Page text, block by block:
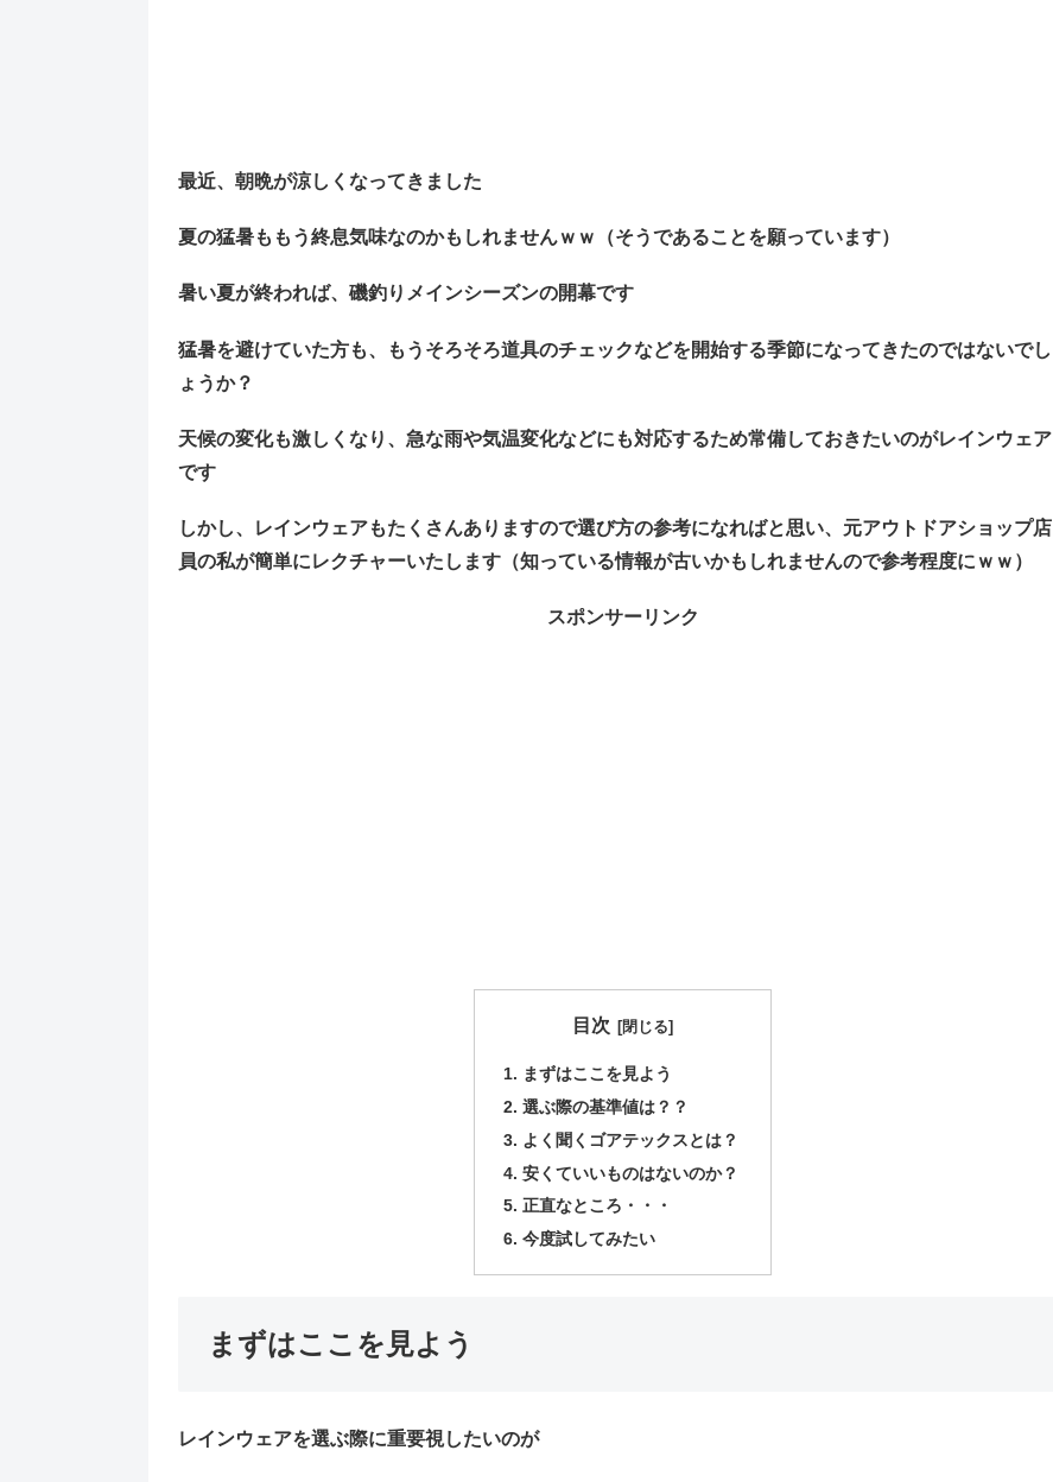
最近、朝晩が涼しくなってきました
夏の猛暑ももう終息気味なのかもしれませんｗｗ（そうであることを願っています）
暑い夏が終われば、磯釣りメインシーズンの開幕です
猛暑を避けていた方も、もうそろそろ道具のチェックなどを開始する季節になってきたのではないでし
ょうか？
天候の変化も激しくなり、急な雨や気温変化などにも対応するため常備しておきたいのがレインウェア
です
しかし、レインウェアもたくさんありますので選び方の参考になればと思い、元アウトドアショップ店
員の私が簡単にレクチャーいたします（知っている情報が古いかもしれませんので参考程度にｗｗ）
スポンサーリンク
目次
まずはここを見よう
選ぶ際の基準値は？？
よく聞くゴアテックスとは？
安くていいものはないのか？
正直なところ・・・
今度試してみたい
まずはここを見よう
レインウェアを選ぶ際に重要視したいのが